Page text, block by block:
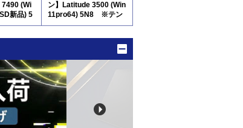
(Wi
新品) 5
ン】Latitude 3500 (Win
11pro64) 5N8 ※テン
キー付